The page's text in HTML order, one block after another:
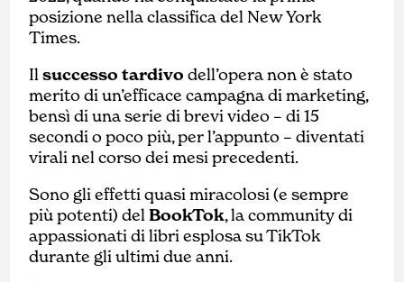
posizione nella classifica del New York
Times.
Ilsuccesso tardivo dell’opera non è stato
merito di un’efficace campagna di marketing,
bensì di una serie di brevi video – di 15
secondi o poco più, per l’appunto – diventati
virali nel corso dei mesi precedenti.
Sono gli effetti quasi miracolosi (e sempre
più potenti) delBookTok, la community di
appassionati di libri esplosa su TikTok
durante gli ultimi due anni.